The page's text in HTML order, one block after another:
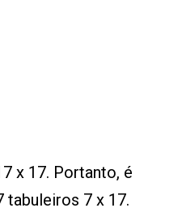
x 17. Portanto, é
tabuleiros 7 x 17.